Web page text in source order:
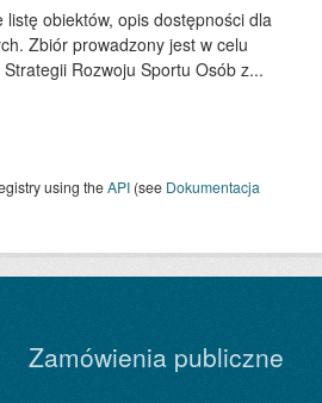
obiektów, opis dostępności dla
Zbiór prowadzony jest w celu
Rozwoju Sportu Osób z...
using theAPI (see Dokumentacja
Zamówienia publiczne